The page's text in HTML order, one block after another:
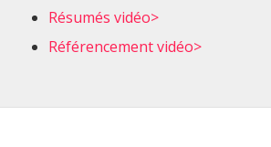
Résumés vidéo>
Référencement vidéo>